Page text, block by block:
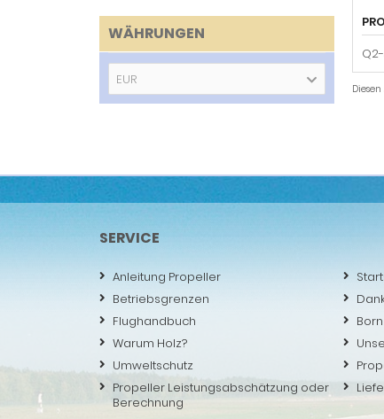
WÄHRUNGEN
EUR
SERVICE
Anleitung Propeller
Betriebsgrenzen
Flughandbuch
Warum Holz?
Umweltschutz
Propeller Leistungsabschätzung oder
Berechnung